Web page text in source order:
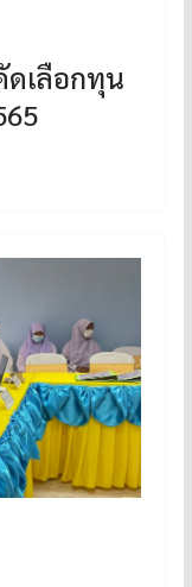
เลือกทุน